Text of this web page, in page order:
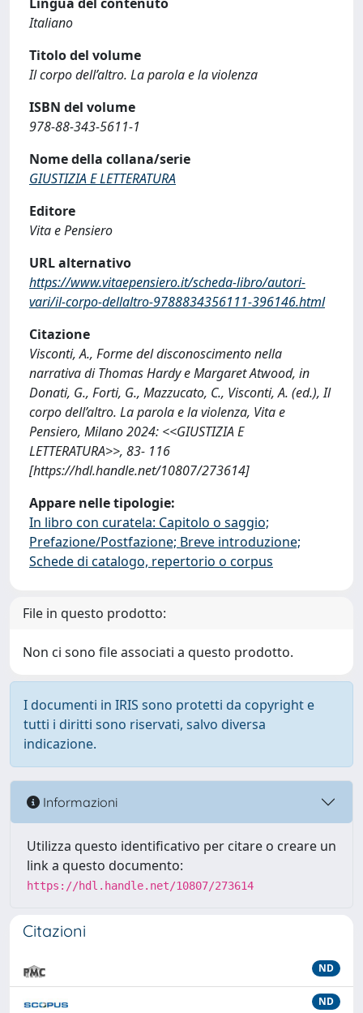
Italiano
Titolo del volume
Il corpo dell’altro. La parola e la violenza
ISBN del volume
978-88-343-5611-1
Nome della collana/serie
GIUSTIZIA E LETTERATURA
Editore
Vita e Pensiero
URL alternativo
https://www.vitaepensiero.it/scheda-libro/autori-
vari/il-corpo-dellaltro-9788834356111-396146.html
Citazione
Visconti, A., Forme del disconoscimento nella
narrativa di Thomas Hardy e Margaret Atwood, in
Donati, G., Forti, G., Mazzucato, C., Visconti, A. (ed.), Il
corpo dell’altro. La parola e la violenza, Vita e
Pensiero, Milano 2024: <<GIUSTIZIA E
LETTERATURA>>, 83- 116
[https://hdl.handle.net/10807/273614]
Appare nelle tipologie:
In libro con curatela: Capitolo o saggio;
Prefazione/Postfazione; Breve introduzione;
Schede di catalogo, repertorio o corpus
File in questo prodotto:
Non ci sono file associati a questo prodotto.
I documenti in IRIS sono protetti da copyright e
tutti i diritti sono riservati, salvo diversa
indicazione.
Informazioni
Utilizza questo identificativo per citare o creare un
link a questo documento:
https://hdl.handle.net/10807/273614
Citazioni
ND
ND